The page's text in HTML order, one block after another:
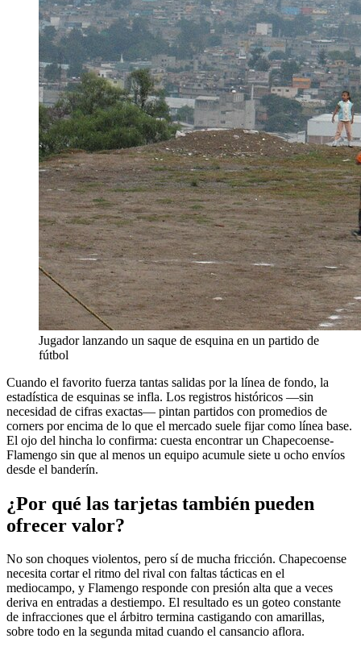
Jugador lanzando un saque de esquina en un partido de
fútbol
Cuando el favorito fuerza tantas salidas por la línea de fondo, la
estadística de esquinas se infla. Los registros históricos —sin
necesidad de cifras exactas— pintan partidos con promedios de
corners por encima de lo que el mercado suele fijar como línea base.
El ojo del hincha lo confirma: cuesta encontrar un Chapecoense-
Flamengo sin que al menos un equipo acumule siete u ocho envíos
desde el banderín.
¿Por qué las tarjetas también pueden
ofrecer valor?
No son choques violentos, pero sí de mucha fricción. Chapecoense
necesita cortar el ritmo del rival con faltas tácticas en el
mediocampo, y Flamengo responde con presión alta que a veces
deriva en entradas a destiempo. El resultado es un goteo constante
de infracciones que el árbitro termina castigando con amarillas,
sobre todo en la segunda mitad cuando el cansancio aflora.